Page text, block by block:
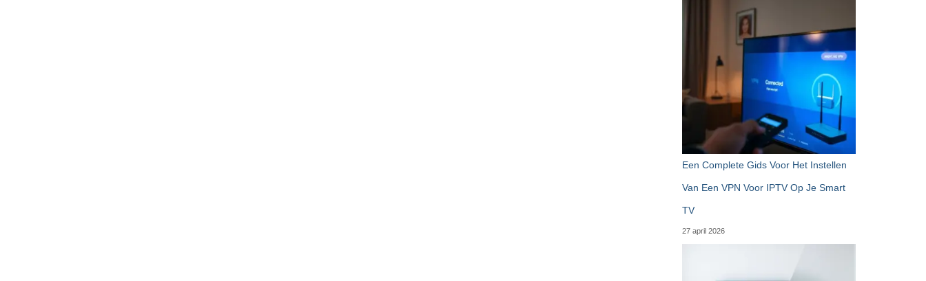
Een Complete Gids Voor Het Instellen
Van Een VPN Voor IPTV Op Je Smart
TV
27 april 2026